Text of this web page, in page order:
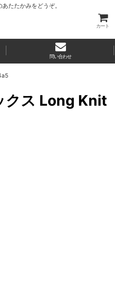
たたかみをどうぞ。
カート
問い合わせ
クス Long Knit